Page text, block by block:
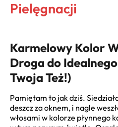
Pielęgnacji
Karmelowy Kolor
Droga do
Twoja Też!)
Pamiętam to jak dziś.
deszcz za oknem, i nagle
włosami w kolorze płynnego